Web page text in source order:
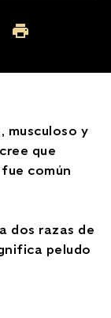
window)in new window)
(opens in new
Imprimir (opens in
musculoso y
que
común
dos razas de
peludo